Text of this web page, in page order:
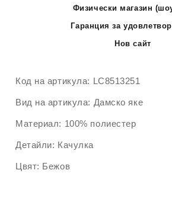
Физически магазин
Гаранция за
Нов сайт
Код на артикула: LC8513251
Вид на артикула: Дамско яке
Материал: 100% полиестер
Детайли: Качулка
Цвят: Бежов